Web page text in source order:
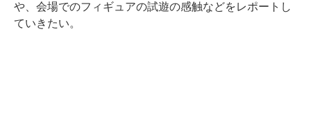
や、会場でのフィギュアの試遊の感触などをレポートし
ていきたい。